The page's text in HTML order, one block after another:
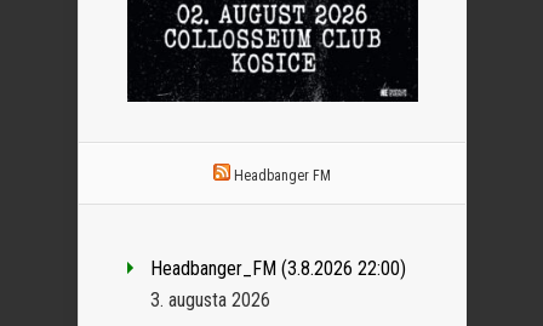
Headbanger FM
Headbanger_FM (3.8.2026 22:00)
3. augusta 2026